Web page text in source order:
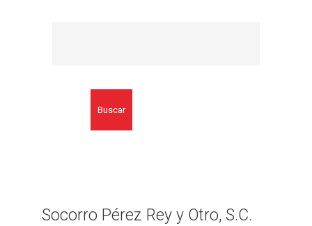
Buscar
Socorro Pérez Rey y Otro, S.C.